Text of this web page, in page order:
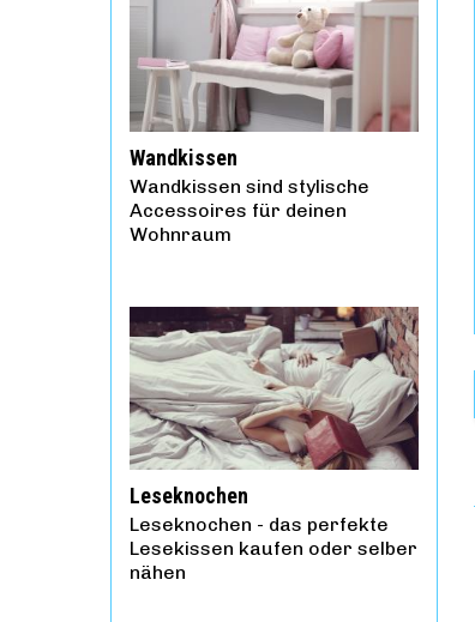
Wandkissen
Wandkissen sind stylische
Accessoires für deinen
Wohnraum
Leseknochen
Leseknochen - das perfekte
Lesekissen kaufen oder selber
nähen